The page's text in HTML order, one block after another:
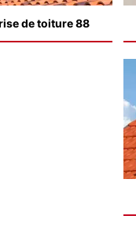
de toiture 88